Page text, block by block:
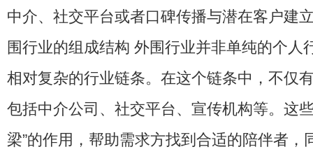
中介、社交平台或者口碑传播与潜在客户建
围行业的组成结构 外围行业并非单纯的个人
相对复杂的行业链条。在这个链条中，不仅
包括中介公司、社交平台、宣传机构等。这
梁”的作用，帮助需求方找到合适的陪伴者，